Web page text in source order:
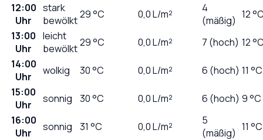
12:00
Uhr
stark
bewölkt29°C 0,0L/m²
4
(mäßig) 12
13:00
Uhr
leicht
bewölkt29°C 0,0L/m² 7 (hoch) 12
14:00
Uhr
wolkig 30°C 0,0L/m² 6 (hoch) 11 °C
15:00
Uhr
sonnig 30°C 0,0L/m² 6 (hoch) 9 °C
16:00
Uhr
sonnig 31 °C 0,0L/m²
5
(mäßig) 11 °C